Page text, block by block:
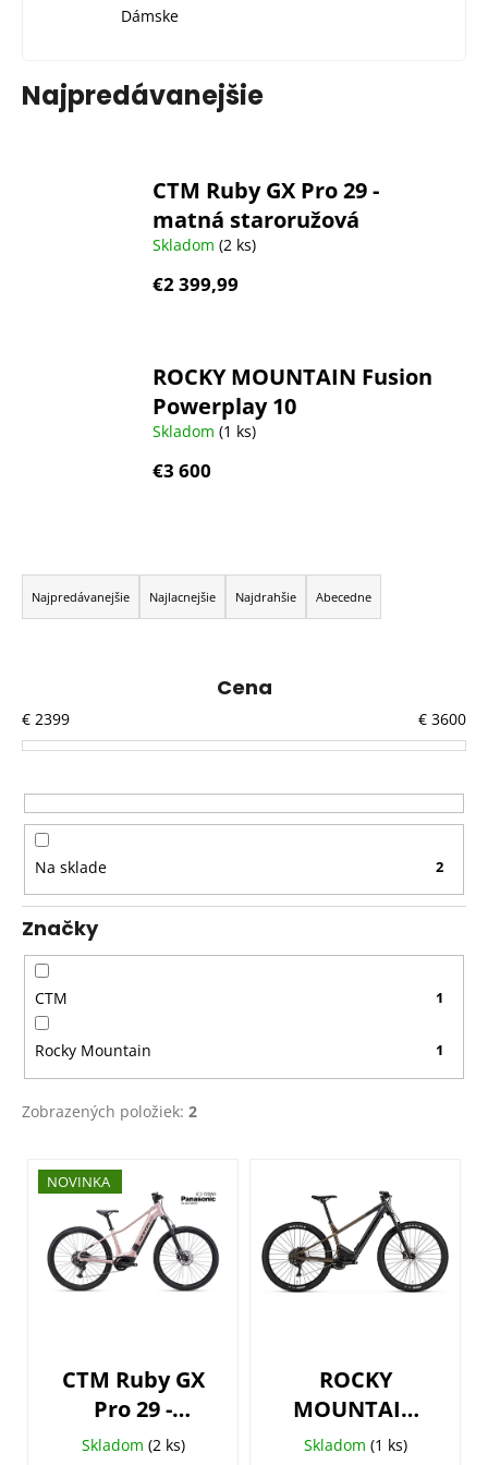
Dámske
Najpredávanejšie
CTM Ruby GX Pro 29 -
matná staroružová
Skladom (2 ks)
€2 399,99
ROCKY MOUNTAIN Fusion
Powerplay 10
Skladom (1 ks)
€3 600
R
a
d
i
e
r
o
d
u
k
t
o
v
Najpredávanejšie Najlacnejšie Najdrahšie Abecedne
Cena
€ 2399 € 3600
Na sklade 2
Značky
CTM 1
Rocky Mountain 1
Zobrazených položiek: 2
V NOVINKA
CTM Ruby GX
Pro 29 -
matná
Skladom (2 ks)
ROCKY
MOUNTAIN
Fusion
Skladom (1 ks)